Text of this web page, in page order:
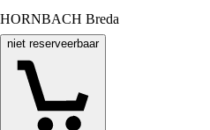
HORNBACH Breda
niet reserveerbaar